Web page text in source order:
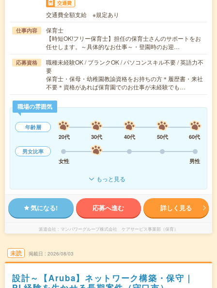
交通費
交通費全額支給 ※規定あり
仕事内容
保育士
【時短OK!フリー保育士】担任の保育士さんのサポートをお
任せします。～具体的なお仕事～・登園時のお迎…
応募資格
職種未経験OK / ブランクOK / パソコンスキル不要 / 英語力不
要
保育士・保母・幼稚園教諭資格をお持ちの方＊履歴書・来社
不要＊資格があれば保育園でのお仕事が未経験でも…
職場の雰囲気
年齢層
20代
30代 40代 50代
60代
男女比率
女性
男性
もっと見る
気になる! 応募へ進む 詳しく見る
派遣会社 マンパワーグループ株式会社 ケアサービス事業部（保育）
未読 掲載日 2026/08/03
設計～【Aruba】ネットワーク構築・保守｜